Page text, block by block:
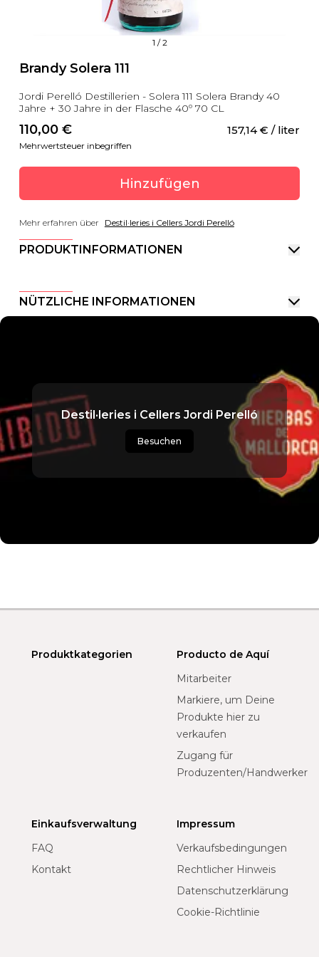
1 /2
Brandy Solera 111
Jordi Perelló Destillerien - Solera 111 Solera Brandy 40
Jahre + 30 Jahre in der Flasche 40º 70 CL
110,00 € 157,14 € / liter
Mehrwertsteuer inbegriffen
Hinzufügen
Mehr erfahren über Destil·leries i Cellers Jordi Perelló
PRODUKTINFORMATIONEN
NÜTZLICHE INFORMATIONEN
Destil·leries i Cellers Jordi Perelló
Besuchen
Produktkategorien
Producto de Aquí
Mitarbeiter
Markiere, um Deine
Produkte hier zu
verkaufen
Zugang für
Produzenten/Handwerker
Einkaufsverwaltung
FAQ
Kontakt
Impressum
Verkaufsbedingungen
Rechtlicher Hinweis
Datenschutzerklärung
Cookie-Richtlinie